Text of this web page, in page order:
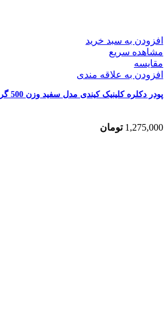
افزودن به سبد خرید
مشاهده سریع
مقایسه
افزودن به علاقه مندی
پودر دکلره کلینیک کیندی مدل سفید وزن 500 گرم
1,275,000 تومان